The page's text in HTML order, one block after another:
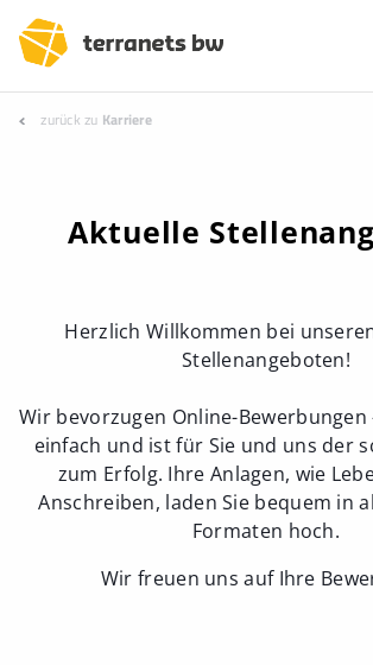
zurück zu Karriere
Aktuelle
Herzlich Willkommen bei
Stellenangeboten!
Wir bevorzugen Online-Bewerbungen
einfach und ist für Sie und uns der
zum Erfolg. Ihre Anlagen, wie
Anschreiben, laden Sie bequem in
Formaten hoch.
Wir freuen uns auf Ihre